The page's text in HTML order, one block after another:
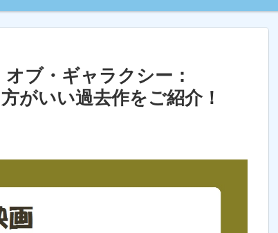
ブ・ギャラクシー：
がいい過去作をご紹介！